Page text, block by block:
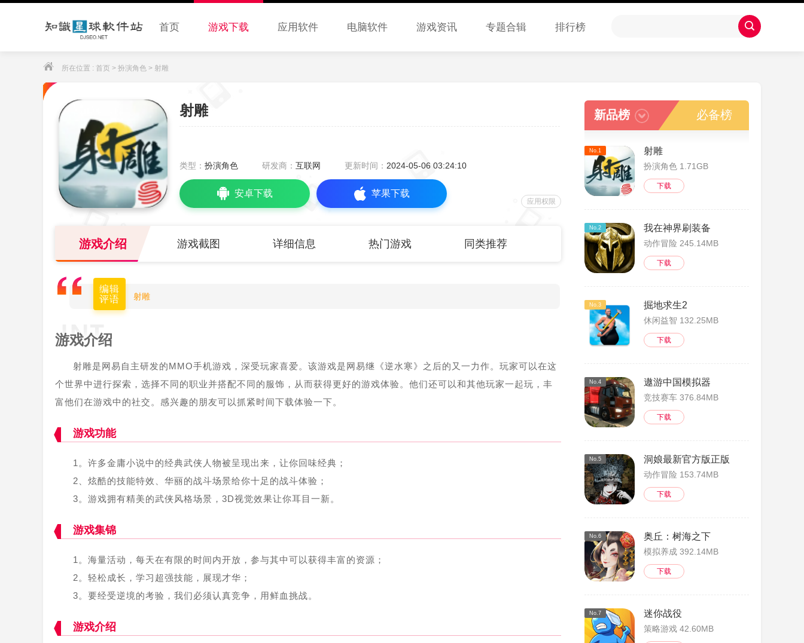
首页 游戏下载 应用软件 电脑软件 游戏资讯 专题合辑 排行榜
所在位置 : 首页 > 扮演角色 > 射雕
射雕
类型： 扮演角色 研发商： 互联网 更新时间： 2024-05-06 03:24:10
安卓下载 苹果下载
应用权限
游戏介绍 游戏截图 详细信息 热门游戏 同类推荐
编辑
评语
射雕
游戏介绍
射雕是网易自主研发的MMO手机游戏，深受玩家喜爱。该游戏是网易继《逆水寒》之后的又一力作。玩家可以在这
个世界中进行探索，选择不同的职业并搭配不同的服饰，从而获得更好的游戏体验。他们还可以和其他玩家一起玩，丰
富他们在游戏中的社交。感兴趣的朋友可以抓紧时间下载体验一下。
游戏功能
1。许多金庸小说中的经典武侠人物被呈现出来，让你回味经典；
2、炫酷的技能特效、华丽的战斗场景给你十足的战斗体验；
3。游戏拥有精美的武侠风格场景，3D视觉效果让你耳目一新。
游戏集锦
1。海量活动，每天在有限的时间内开放，参与其中可以获得丰富的资源；
2。轻松成长，学习超强技能，展现才华；
3。要经受逆境的考验，我们必须认真竞争，用鲜血挑战。
游戏介绍
新品榜 必备榜
No.1 射雕
扮演角色 1.71GB
下载
No.2 我在神界刷装备
动作冒险 245.14MB
下载
No.3 掘地求生2
休闲益智 132.25MB
下载
No.4 遨游中国模拟器
竞技赛车 376.84MB
下载
No.5 洞娘最新官方版正版
动作冒险 153.74MB
下载
No.6 奥丘：树海之下
模拟养成 392.14MB
下载
No.7 迷你战役
策略游戏 42.60MB